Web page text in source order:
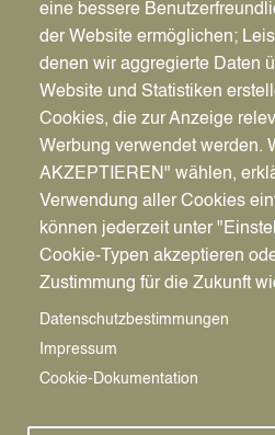
Pfadnavigation
Wirtschaft | Bauen | Umwelt
News
eine bessere
der Website ermöglichen;
denen wir aggregierte Daten
Website und Statistiken
Cookies, die zur Anzeige
Werbung verwendet werden.
AKZEPTIEREN" wählen,
Verwendung aller Cookies
können jederzeit unter
Cookie-Typen akzeptieren
Zustimmung für die Zukunft
Datenschutzbestimmungen
Impressum
Cookie-Dokumentation